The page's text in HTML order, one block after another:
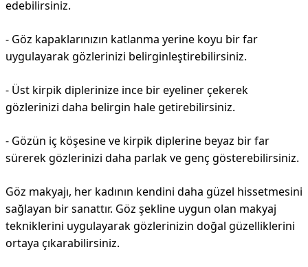
edebilirsiniz.
- Göz kapaklarınızın katlanma yerine koyu bir far
uygulayarak gözlerinizi belirginleştirebilirsiniz.
- Üst kirpik diplerinize ince bir eyeliner çekerek
gözlerinizi daha belirgin hale getirebilirsiniz.
- Gözün iç köşesine ve kirpik diplerine beyaz bir far
sürerek gözlerinizi daha parlak ve genç gösterebilirsiniz.
Göz makyajı, her kadının kendini daha güzel hissetmesini
sağlayan bir sanattır. Göz şekline uygun olan makyaj
tekniklerini uygulayarak gözlerinizin doğal güzelliklerini
ortaya çıkarabilirsiniz.